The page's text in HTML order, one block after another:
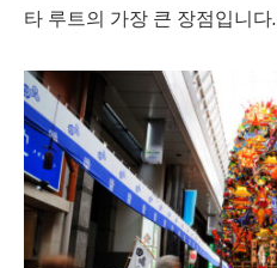
타 루트의 가장 큰 장점입니다.